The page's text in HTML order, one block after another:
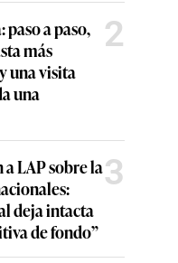
a paso,
más
una visita
una
2
LAP sobre la
deja intacta
de fondo”
3